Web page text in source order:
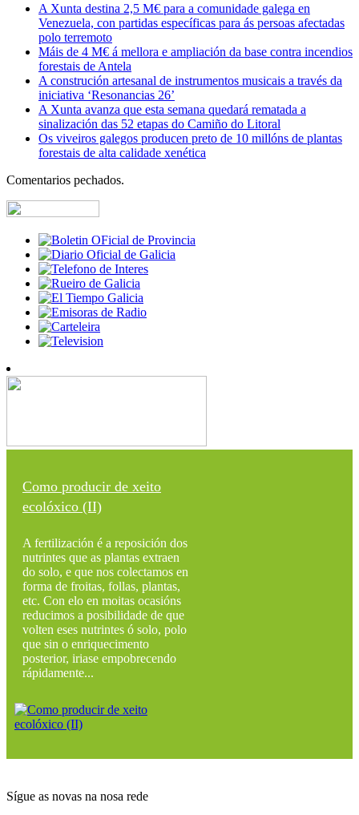
A Xunta destina 2,5 M€ para a comunidade galega en
Venezuela, con partidas específicas para ás persoas afectadas
polo terremoto
Máis de 4 M€ á mellora e ampliación da base contra incendios
forestais de Antela
A construción artesanal de instrumentos musicais a través da
iniciativa ‘Resonancias 26’
A Xunta avanza que esta semana quedará rematada a
sinalización das 52 etapas do Camiño do Litoral
Os viveiros galegos producen preto de 10 millóns de plantas
forestais de alta calidade xenética
Comentarios pechados.
Como producir de xeito
ecolóxico (II)
A fertilización é a reposición dos
nutrintes que as plantas extraen
do solo, e que nos colectamos en
forma de froitas, follas, plantas,
etc. Con elo en moitas ocasións
reducimos a posibilidade de que
volten eses nutrintes ó solo, polo
que sin o enriquecimento
posterior, iriase empobrecendo
rápidamente...
Sígue as novas na nosa rede